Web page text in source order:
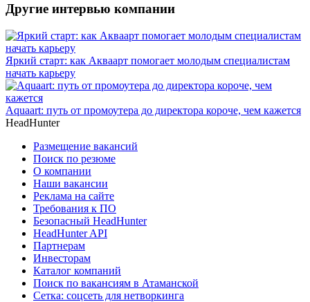
Другие интервью компании
Яркий старт: как Акваарт помогает молодым специалистам
начать карьеру
Aquaart: путь от промоутера до директора короче, чем кажется
HeadHunter
Размещение вакансий
Поиск по резюме
О компании
Наши вакансии
Реклама на сайте
Требования к ПО
Безопасный HeadHunter
HeadHunter API
Партнерам
Инвесторам
Каталог компаний
Поиск по вакансиям в Атаманской
Сетка: соцсеть для нетворкинга